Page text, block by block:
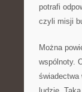
potrafi
czyli misji
Można
wspólnoty.
świadectwa